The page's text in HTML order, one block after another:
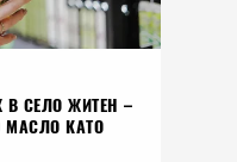
В СЕЛО ЖИТЕН –
МАСЛО КАТО